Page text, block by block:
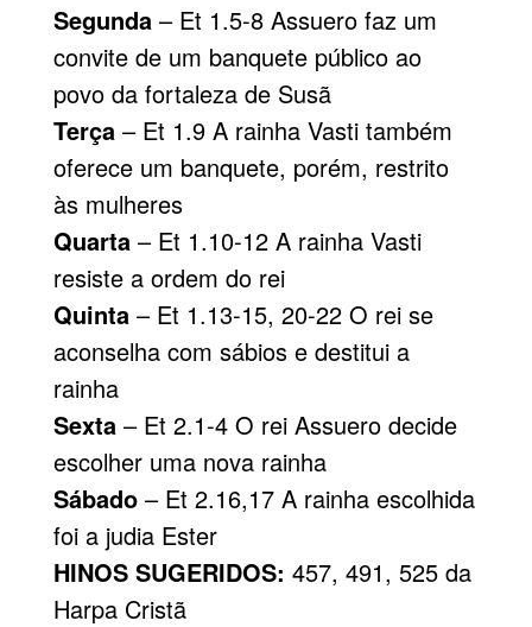
Segunda – Et 1.5-8 Assuero faz um
convite de um banquete público ao
povo da fortaleza de Susã
Terça – Et 1.9 A rainha Vasti também
oferece um banquete, porém, restrito
às mulheres
Quarta – Et 1.10-12 A rainha Vasti
resiste a ordem do rei
Quinta – Et 1.13-15, 20-22 O rei se
aconselha com sábios e destitui a
rainha
Sexta – Et 2.1-4 O rei Assuero decide
escolher uma nova rainha
Sábado – Et 2.16,17 A rainha escolhida
foi a judia Ester
HINOS SUGERIDOS: 457, 491, 525 da
Harpa Cristã